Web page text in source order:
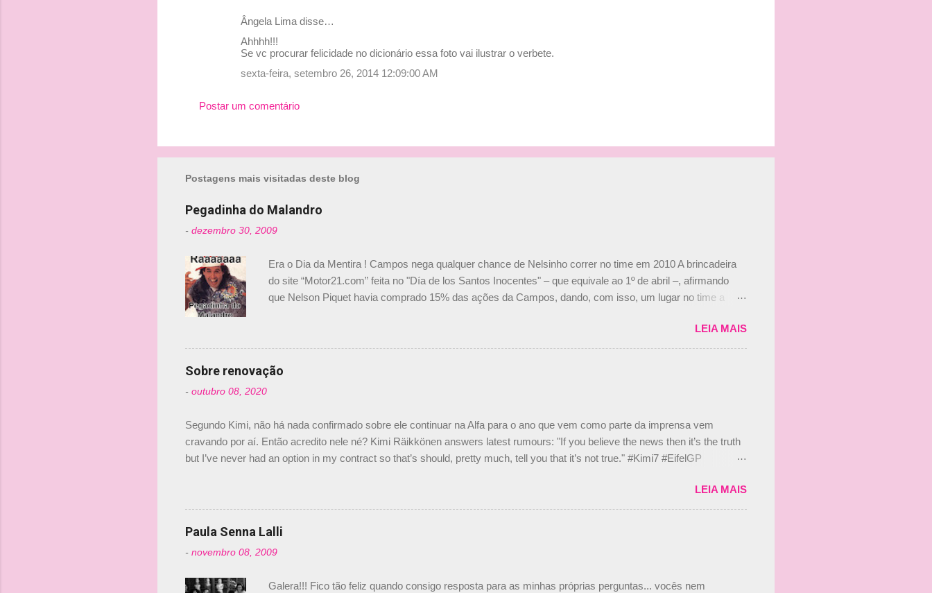
n
á
i
Ângela Lima disse…
Ahhhh!!!
Se vc procurar felicidade no dicionário essa foto vai ilustrar o verbete.
sexta-feira, setembro 26, 2014 12:09:00 AM
Postar um comentário
Postagens mais visitadas deste blog
Pegadinha do Malandro
- dezembro 30, 2009
Era o Dia da Mentira ! Campos nega qualquer chance de Nelsinho correr no time em 2010 A brincadeira
do site “Motor21.com” feita no "Día de los Santos Inocentes" – que equivale ao 1º de abril –, afirmando
que Nelson Piquet havia comprado 15% das ações da Campos, dando, com isso, um lugar no time a
dirigente foi taxativo ao declarar que o brasileiro não será o companheiro de Bruno Senna em 2010. "Na
verdade, nós recebemos uma oferta de Piquet", admitiu Audetto. “Mas depois de ter assinado com Bruno
Senna, não podemos ter dois brasileiros”, explicou, dizendo ainda que não tem nada contra o filho do
LEIA MAIS
Sobre renovação
- outubro 08, 2020
Segundo Kimi, não há nada confirmado sobre ele continuar na Alfa para o ano que vem como parte da imprensa vem
cravando por aí. Então acredito nele né? Kimi Räikkönen answers latest rumours: "If you believe the news then it’s the truth
but I’ve never had an option in my contract so that’s should, pretty much, tell you that it’s not true." #Kimi7 #EifelGP
falando sobre o fato do Iceman estar há tantos anos na F1. What is it like to have Kimi as a team mate? 🙌 Over to you,
@RGrosjean ! #EifelGP 🇩🇪 #F1 pic.twitter.com/GSAu1LWnwW — Formula 1 (@F1) October 8, 2020 Beijinhos, Ludy
LEIA MAIS
Paula Senna Lalli
- novembro 08, 2009
Galera!!! Fico tão feliz quando consigo resposta para as minhas próprias perguntas... vocês nem